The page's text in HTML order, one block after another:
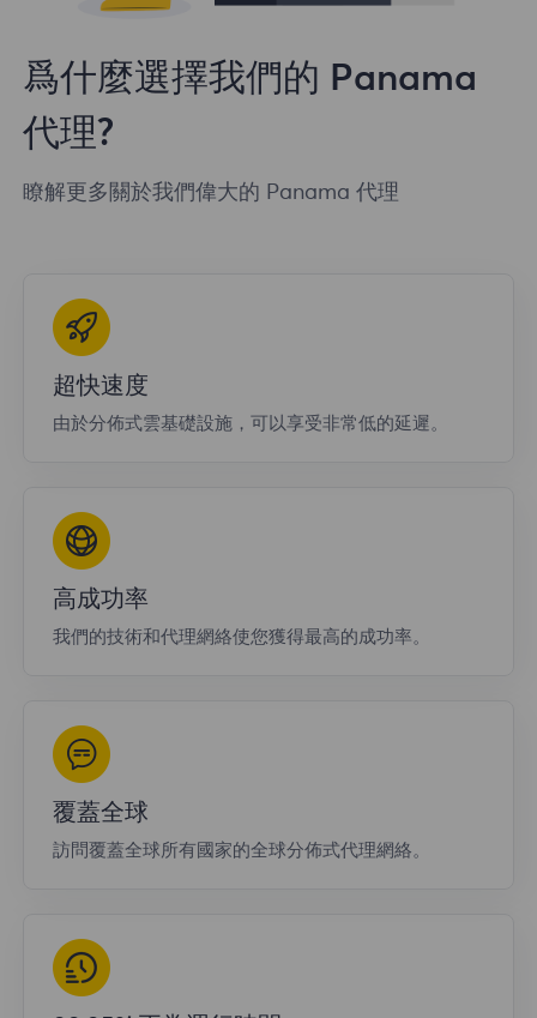
爲什麼選擇我們的 Panama
代理?
瞭解更多關於我們偉大的 Panama 代理
超快速度
由於分佈式雲基礎設施，可以享受非常低的延遲。
高成功率
我們的技術和代理網絡使您獲得最高的成功率。
覆蓋全球
訪問覆蓋全球所有國家的全球分佈式代理網絡。